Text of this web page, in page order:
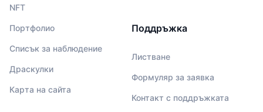
NFT
Портфолио
Списък за наблюдение
Драскулки
Карта на сайта
Поддръжка
Листване
Формуляр за заявка
Контакт с поддръжката